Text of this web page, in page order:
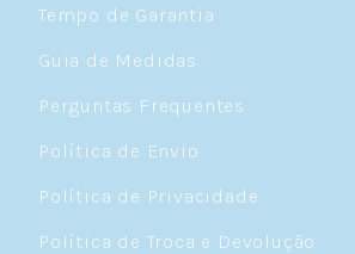
Tempo de Garantia
Guia de Medidas
Perguntas Frequentes
Política de Envio
Política de Privacidade
Política de Troca e Devolução